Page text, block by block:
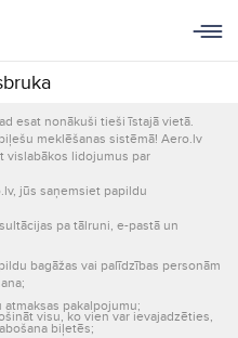
esat nonākuši tieši īstajā vietā.
meklēšanas sistēmā! Aero.lv
vislabākos lidojumus par
jūs saņemsiet papildu
pa tālruni, e-pastā un
bagāžas vai palīdzības personām
pakalpojumu;
biļetēs;
visu, ko vien var ievajadzēties,